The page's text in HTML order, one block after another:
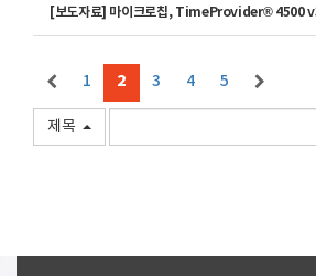
1 2 3 4 5
제목